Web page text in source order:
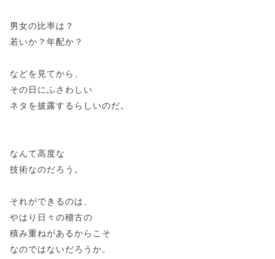
男女の比率は？
若いか？年配か？
などを見てから、
その日にふさわしい
ネタを披露するらしいのだ。
なんて高度な
技術なのだろう。
それができるのは、
やはり日々の稽古の
積み重ねがあるからこそ
なのではないだろうか。